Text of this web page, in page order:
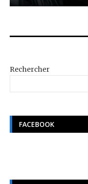
Rechercher
FACEBOOK